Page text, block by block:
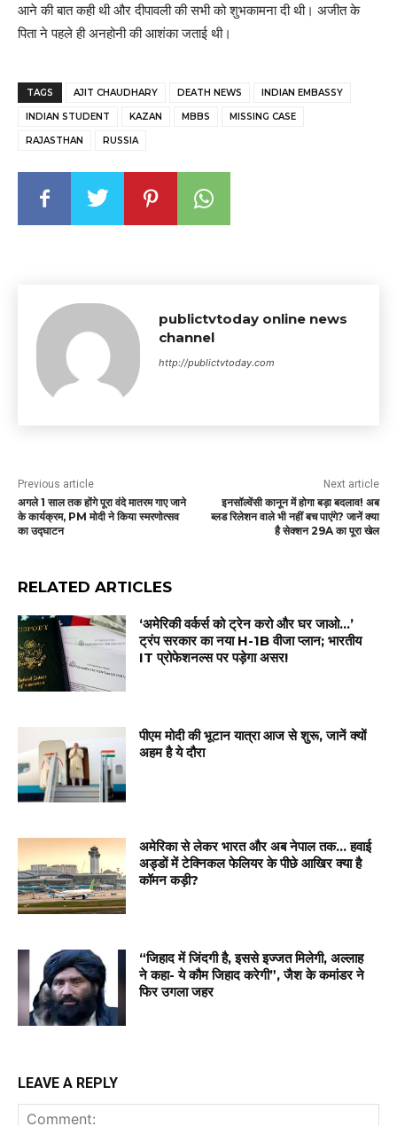
आने की बात कही थी और दीपावली की सभी को शुभकामना दी थी। अजीत के
पिता ने पहले ही अनहोनी की आशंका जताई थी।
TAGS AJIT CHAUDHARY DEATH NEWS INDIAN EMBASSY
INDIAN STUDENT KAZAN MBBS MISSING CASE
RAJASTHAN RUSSIA
publictvtoday online news
channel
http://publictvtoday.com
Previous article
अगले 1 साल तक होंगे पूरा वंदे मातरम गाए जाने
के कार्यक्रम, PM मोदी ने किया स्मरणोत्सव
का उद्घाटन
Next article
इनसॉल्वेंसी कानून में होगा बड़ा बदलाव! अब
ब्लड रिलेशन वाले भी नहीं बच पाएंगे? जानें क्या
है सेक्शन 29A का पूरा खेल
RELATED ARTICLES
‘अमेरिकी वर्कर्स को ट्रेन करो और घर जाओ…’
ट्रंप सरकार का नया H-1B वीजा प्लान; भारतीय
IT प्रोफेशनल्स पर पड़ेगा असर!
पीएम मोदी की भूटान यात्रा आज से शुरू, जानें क्यों
अहम है ये दौरा
अमेरिका से लेकर भारत और अब नेपाल तक… हवाई
अड्डों में टेक्निकल फेलियर के पीछे आखिर क्या है
कॉमन कड़ी?
“जिहाद में जिंदगी है, इससे इज्जत मिलेगी, अल्लाह
ने कहा- ये कौम जिहाद करेगी”, जैश के कमांडर ने
फिर उगला जहर
LEAVE A REPLY